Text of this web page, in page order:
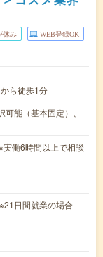
休み WEB登録OK
ら徒歩1分
能（基本固定）、
働6時間以上で相談
日間就業の場合